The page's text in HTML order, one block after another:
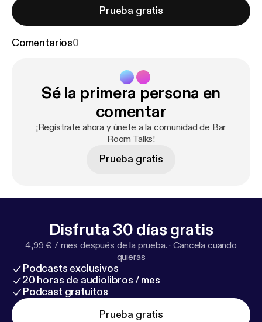
Prueba gratis
Comentarios0
Sé la primera persona en
comentar
¡Regístrate ahora y únete a la comunidad de Bar
Room Talks!
Prueba gratis
Disfruta 30 días gratis
4,99 € / mes después de la prueba. ·Cancela cuando
quieras
Podcasts exclusivos
20 horas de audiolibros / mes
Podcast gratuitos
Prueba gratis